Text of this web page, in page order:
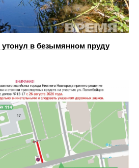
утонул в безымянном пруду